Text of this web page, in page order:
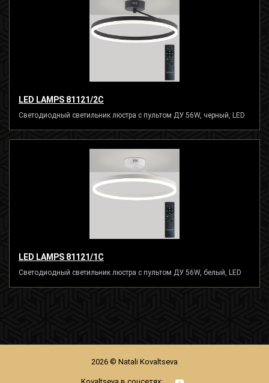
LED LAMPS 81121/2C
Светодиодный светильник люстра с пультом ДУ 56W, черный, LED
LED LAMPS 81121/1C
Светодиодный светильник люстра с пультом ДУ 56W, белый, LED
2026 © Natali Kovaltseva